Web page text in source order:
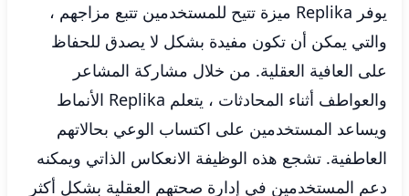
يوفر Replika ميزة تتيح للمستخدمين تتبع مزاجهم ،
والتي يمكن أن تكون مفيدة بشكل لا يصدق للحفاظ
على العافية العقلية. من خلال مشاركة المشاعر
والعواطف أثناء المحادثات ، يتعلم Replika الأنماط
ويساعد المستخدمين على اكتساب الوعي بحالاتهم
العاطفية. تشجع هذه الوظيفة الانعكاس الذاتي ويمكنه
دعم المستخدمين في إدارة صحتهم العقلية بشكل أكثر